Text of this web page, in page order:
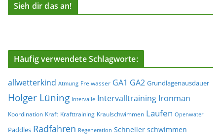
Sieh dir das an!
Häufig verwendete Schlagworte:
allwetterkind Atmung Freiwasser GA1 GA2 Grundlagenausdauer
Holger Lüning Intervalle Intervalltraining Ironman
Koordination Kraft Krafttraining Kraulschwimmen Laufen Openwater
Paddles Radfahren Regeneration Schneller schwimmen